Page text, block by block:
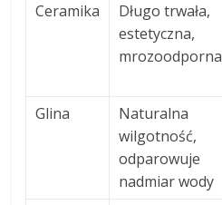
Ceramika
Długo trwała,
estetyczna,
mrozoodporna
Glina
Naturalna
wilgotność,
odparowuje
nadmiar wody